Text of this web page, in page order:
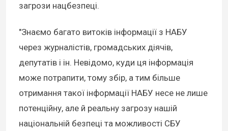
загрози нацбезпеці.
"Знаємо багато витоків інформації з НАБУ
через журналістів, громадських діячів,
депутатів і ін. Невідомо, куди ця інформація
може потрапити, тому збір, а тим більше
отримання такої інформації НАБУ несе не лише
потенційну, але й реальну загрозу нашій
національній безпеці та можливості СБУ